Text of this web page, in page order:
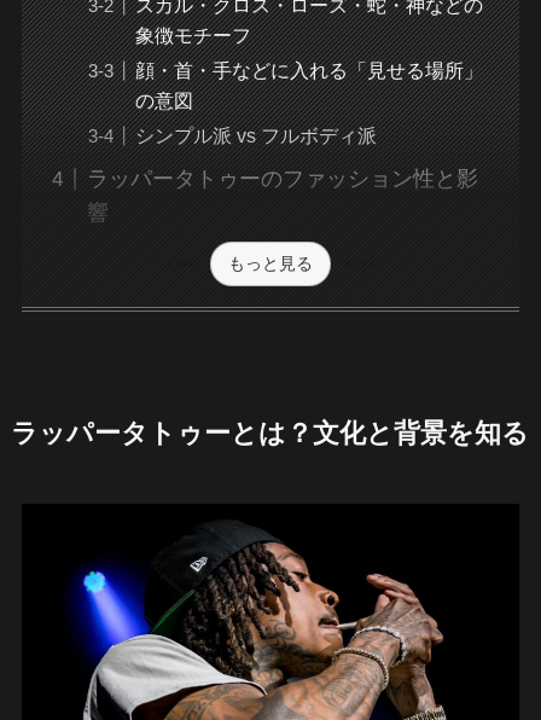
スカル・クロス・ローズ・蛇・神などの
象徴モチーフ
顔・首・手などに入れる「見せる場所」
の意図
シンプル派 vs フルボディ派
ラッパータトゥーのファッション性と影
響
もっと見る
ラッパータトゥーとは？文化と背景を知る